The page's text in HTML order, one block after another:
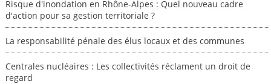
Risque d'inondation en Rhône-Alpes : Quel nouveau cadre
d'action pour sa gestion territoriale ?
La responsabilité pénale des élus locaux et des communes
Centrales nucléaires : Les collectivités réclament un droit de
regard